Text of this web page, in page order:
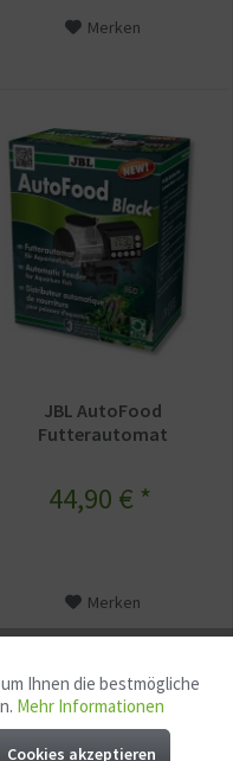
Merken
JBL AutoFood
Futterautomat
44,90 € *
Merken
Aktiv
Aktiv
Ihnen die bestmögliche
Mehr Informationen
Cookies akzeptieren